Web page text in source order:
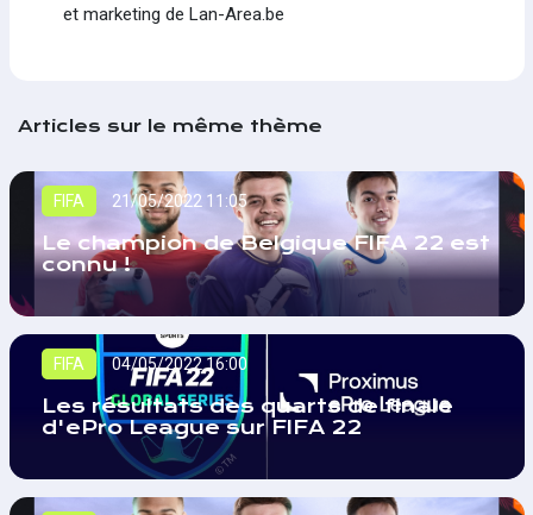
et marketing de Lan-Area.be
Articles sur le même thème
FIFA 21/05/2022 11:05
Le champion de Belgique FIFA 22 est
connu !
FIFA 04/05/2022 16:00
Les résultats des quarts de finale
d'ePro League sur FIFA 22